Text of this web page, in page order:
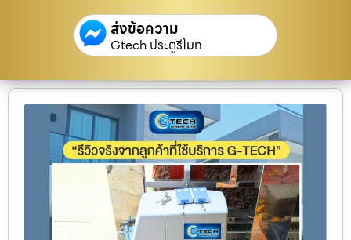
ส่งข้อความ
Gtech ประตูรีโมท